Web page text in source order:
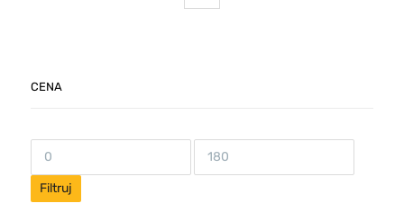
CENA
Filtruj